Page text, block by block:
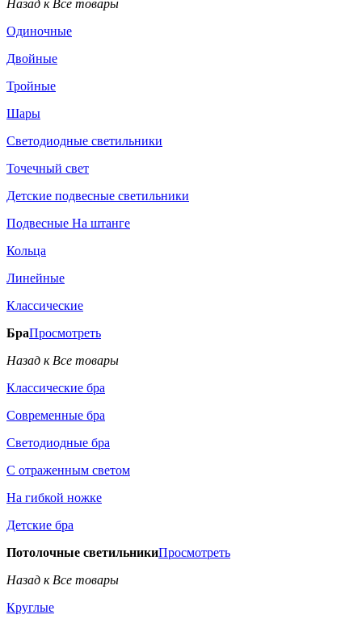
Назад к Все товары
Одиночные
Двойные
Тройные
Шары
Светодиодные светильники
Точечный свет
Детские подвесные светильники
Подвесные На штанге
Кольца
Линейные
Классические
БраПросмотреть
Назад к Все товары
Классические бра
Современные бра
Светодиодные бра
С отраженным светом
На гибкой ножке
Детские бра
Потолочные светильникиПросмотреть
Назад к Все товары
Круглые